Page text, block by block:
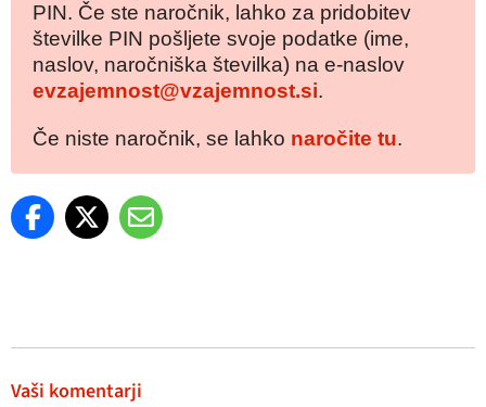
PIN. Če ste naročnik, lahko za pridobitev
številke PIN pošljete svoje podatke (ime,
naslov, naročniška številka) na e-naslov
evzajemnost@vzajemnost.si.
Če niste naročnik, se lahko naročite tu.
Vaši komentarji